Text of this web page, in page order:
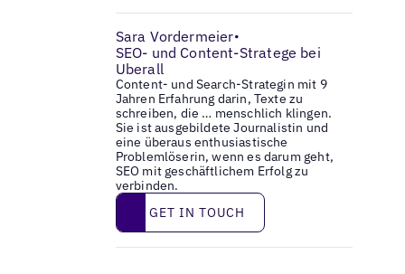
Sara Vordermeier•
SEO- und Content-Stratege bei
Uberall
Content- und Search-Strategin mit 9
Jahren Erfahrung darin, Texte zu
schreiben, die … menschlich klingen.
Sie ist ausgebildete Journalistin und
eine überaus enthusiastische
Problemlöserin, wenn es darum geht,
SEO mit geschäftlichem Erfolg zu
verbinden.
Get in touch
GET IN TOUCH